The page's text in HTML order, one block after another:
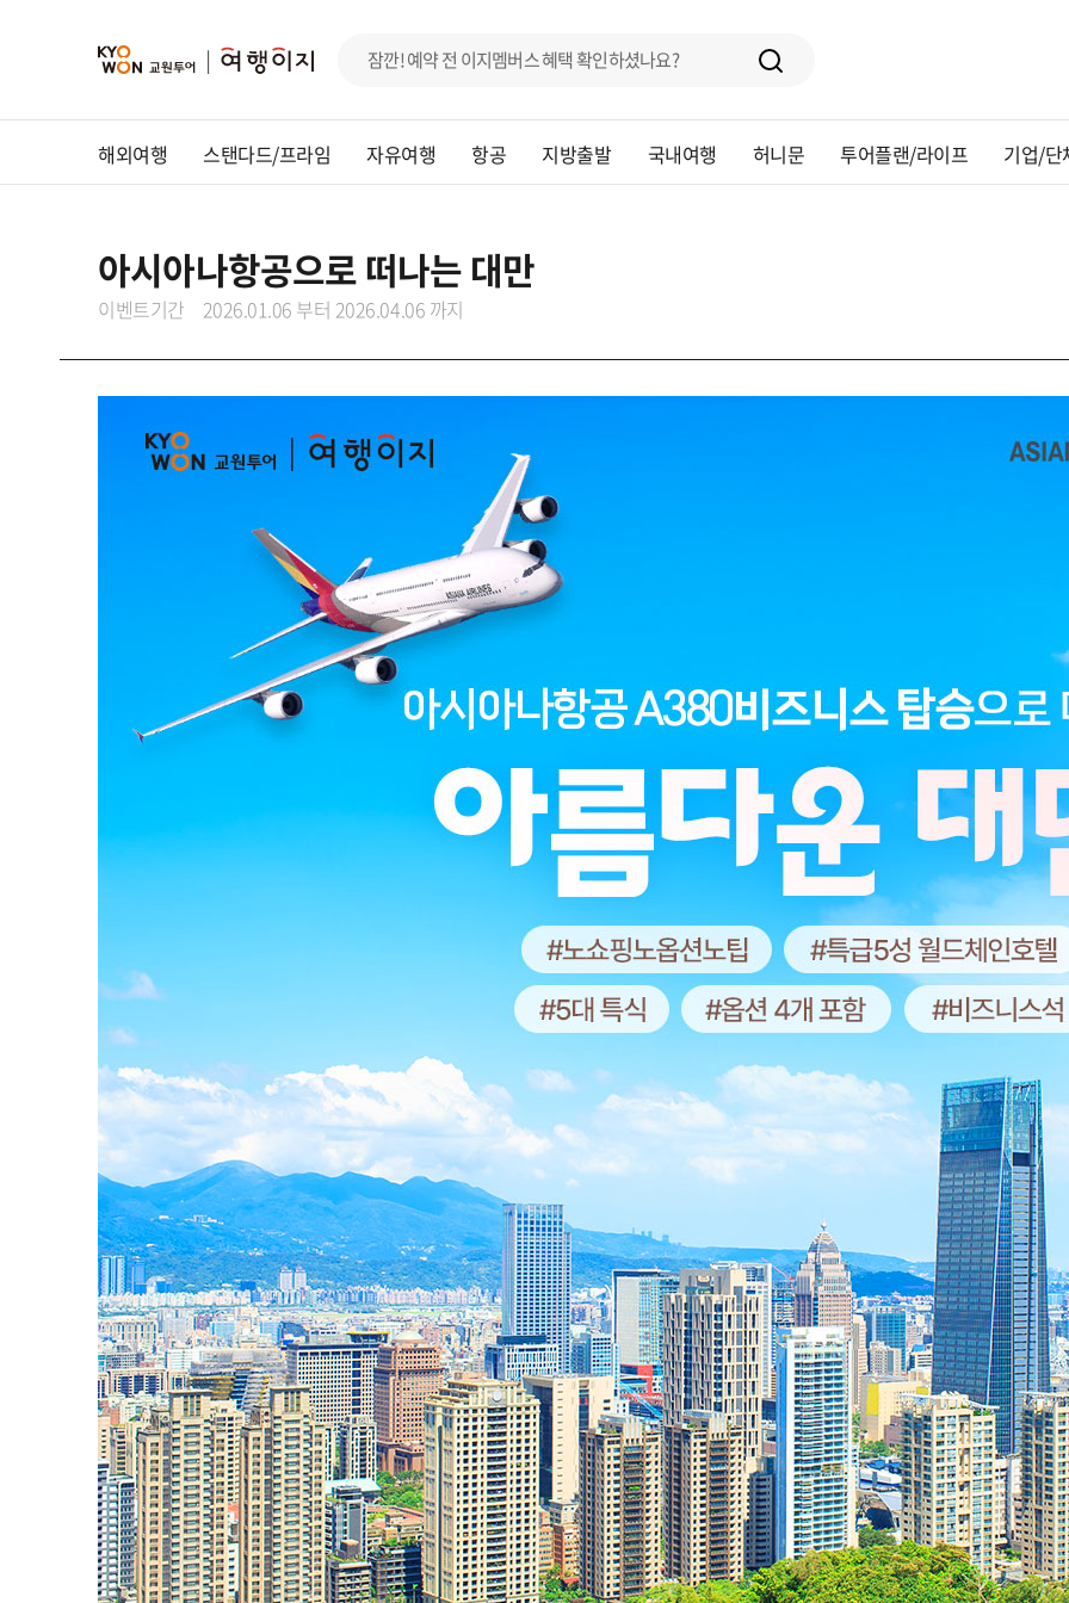
해외여행 스탠다드/프라임 자유여행 항공 지방출발 국내여행 허니문 투어플랜/라이프 기업/단
아시아나항공으로 떠나는 대만
이벤트기간 2026.01.06 부터 2026.04.06 까지